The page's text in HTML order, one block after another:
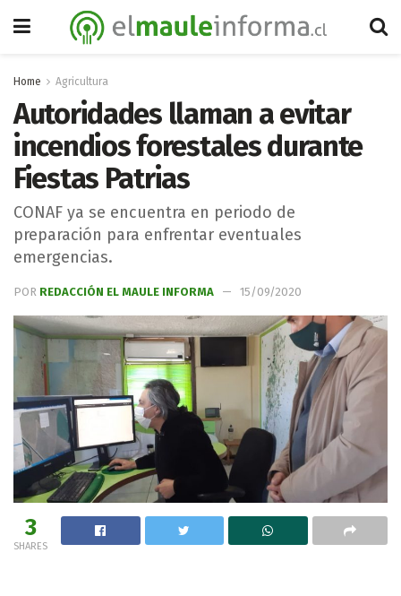
Home Agricultura
Autoridades llaman a evitar
incendios forestales durante
Fiestas Patrias
CONAF ya se encuentra en periodo de
preparación para enfrentar eventuales
emergencias.
POR REDACCIÓN EL MAULE INFORMA 15/09/2020
3
SHARES